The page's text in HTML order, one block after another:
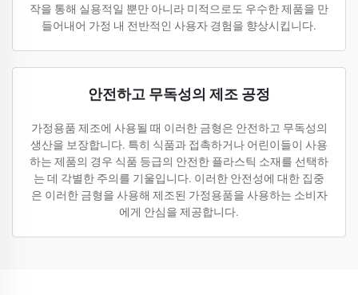
작을 통해 실용적일 뿐만 아니라 미적으로도 우수한 제품을 만
들어내어 가정 내 전반적인 사용자 경험을 향상시킵니다.
안전하고 무독성의 제조 공정
가정용품 제조에 사용될 때 이러한 금형은 안전하고 무독성의
생산을 보장합니다. 특히 식품과 접촉하거나 어린이들이 사용
하는 제품의 경우 식품 등급의 안전한 플라스틱 소재를 선택하
는 데 각별한 주의를 기울입니다. 이러한 안전성에 대한 집중
은 이러한 금형을 사용해 제조된 가정용품을 사용하는 소비자
에게 안심을 제공합니다.